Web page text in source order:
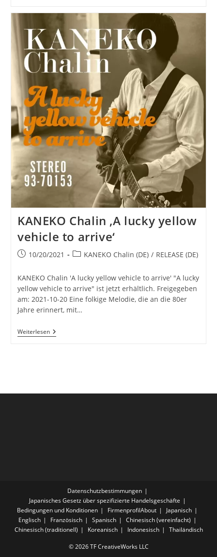
Chalin
Über
Ursprünglichen
Erfahrungen
Mit
Musik
|
Interview
Veröffentlicht
KANEKO Chalin ‚A lucky yellow
vehicle to arrive‘
Beitrag10/20/2021
Beitrags-
KANEKO Chalin (DE) / RELEASE (DE)
KANEKO Chalin 'A lucky yellow vehicle to arrive' "A lucky
yellow vehicle to arrive" ist jetzt erhältlich. Freigegeben
am: 2021-10-20 Eine folkige Melodie, die an die 80er
Jahre erinnert, mit…
WeiterlesenKANEKO
Chalin
Datenschutzbestimmungen
Japanisches Gesetz über spezifizierte Handelsgeschäfte
Bedingungen und Konditionen
FirmenprofilAbout
Japanisch
Englisch
Französisch Spanisch
Chinesisch (vereinfacht)
Chinesisch (traditionell)
Koreanisch Indonesisch Thailändisch
© 2026 TF CreativeWorks LLC